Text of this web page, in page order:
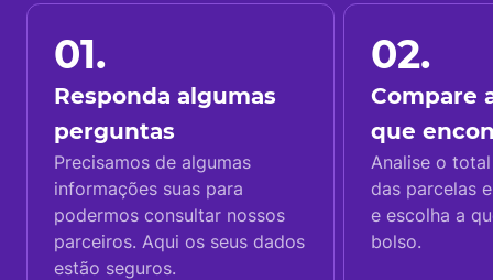
01.
Responda algumas
perguntas
Precisamos de algumas
informações suas para
podermos consultar nossos
parceiros. Aqui os seus dados
estão seguros.
02.
Compare
que
Analise o
das parcelas
e escolha a
bolso.